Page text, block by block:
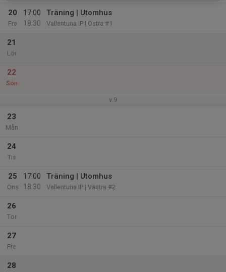
20
Fre
17:00
18:30
Träning | Utomhus
Vallentuna IP | Östra #1
21
Lör
22
Sön
v.9
23
Mån
24
Tis
25
Ons
17:00
18:30
Träning | Utomhus
Vallentuna IP | Västra #2
26
Tor
27
Fre
28